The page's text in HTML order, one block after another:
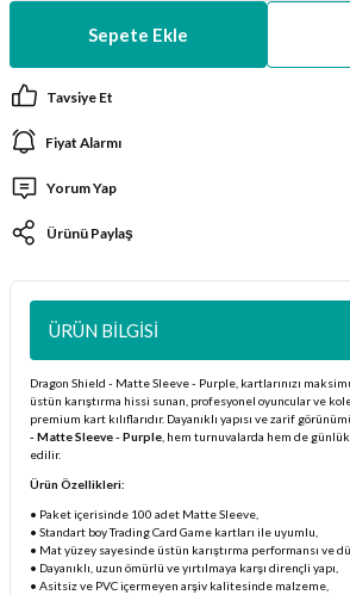
Kutuları
Paketleri
Sepete Ekle
Tavsiye Et
Fiyat Alarmı
Yorum Yap
Ürünü Paylaş
ÜRÜN BILGISI
Dragon Shield - Matte Sleeve - Purple, kartlarınızı
üstün karıştırma hissi sunan, profesyonel oyuncular ve
premium kart kılıflarıdır. Dayanıklı yapısı ve zarif
- Matte Sleeve - Purple , hem turnuvalarda hem de
edilir.
Ürün Özellikleri:
• Paket içerisinde 100 adet Matte Sleeve,
• Standart boy Trading Card Game kartları ile uyumlu,
• Mat yüzey sayesinde üstün karıştırma performansı ve
• Dayanıklı, uzun ömürlü ve yırtılmaya karşı dirençli yapı,
• Asitsiz ve PVC içermeyen arşiv kalitesinde malzeme,